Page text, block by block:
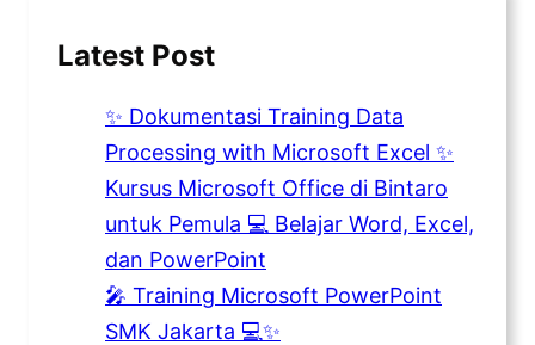
Latest Post
✨ Dokumentasi Training Data
Processing with Microsoft Excel ✨
Kursus Microsoft Office di Bintaro
untuk Pemula 💻 Belajar Word, Excel,
dan PowerPoint
🎤 Training Microsoft PowerPoint
SMK Jakarta 💻✨